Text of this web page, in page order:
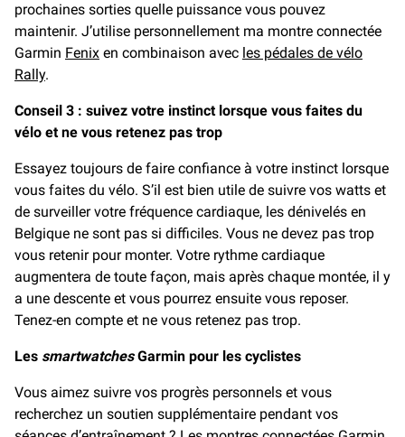
prochaines sorties quelle puissance vous pouvez
maintenir. J’utilise personnellement ma montre connectée
Garmin Fenix en combinaison avec les pédales de vélo
Rally.
Conseil 3 : suivez votre instinct lorsque vous faites du
vélo et ne vous retenez pas trop
Essayez toujours de faire confiance à votre instinct lorsque
vous faites du vélo. S’il est bien utile de suivre vos watts et
de surveiller votre fréquence cardiaque, les dénivelés en
Belgique ne sont pas si difficiles. Vous ne devez pas trop
vous retenir pour monter. Votre rythme cardiaque
augmentera de toute façon, mais après chaque montée, il y
a une descente et vous pourrez ensuite vous reposer.
Tenez-en compte et ne vous retenez pas trop.
Les smartwatchesGarmin pour les cyclistes
Vous aimez suivre vos progrès personnels et vous
recherchez un soutien supplémentaire pendant vos